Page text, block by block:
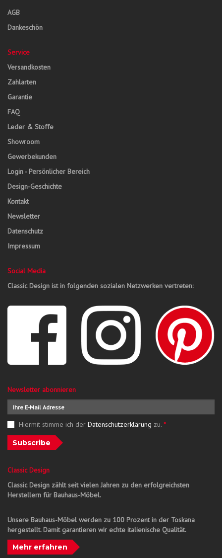
AGB
Dankeschön
Service
Versandkosten
Zahlarten
Garantie
FAQ
Leder & Stoffe
Showroom
Gewerbekunden
Login - Persönlicher Bereich
Design-Geschichte
Kontakt
Newsletter
Datenschutz
Impressum
Social Media
Classic Design ist in folgenden sozialen Netzwerken vertreten:
Newsletter abonnieren
Hiermit stimme ich der Datenschutzerklärung zu. *
Subscribe
Classic Design
Classic Design zählt seit vielen Jahren zu den erfolgreichsten
Herstellern für Bauhaus-Möbel.
Unsere Bauhaus-Möbel werden zu 100 Prozent in der Toskana
hergestellt. Damit garantieren wir echte italienische Qualität.
Mehr erfahren